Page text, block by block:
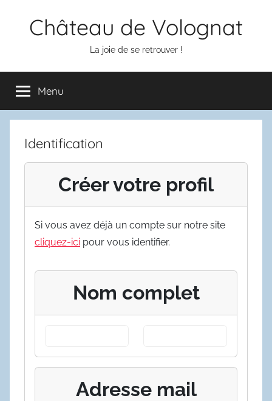
Château de Volognat
La joie de se retrouver !
Menu
Identification
Créer votre profil
Si vous avez déjà un compte sur notre site
cliquez-ici pour vous identifier.
Nom complet
Adresse mail